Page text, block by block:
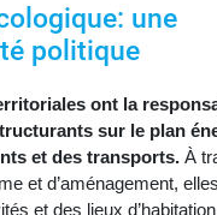
une
politique
ont la
sur le plan
et des transports. À
et d’aménagement,
et des lieux